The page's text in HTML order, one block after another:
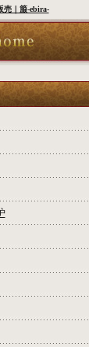
売｜箙-ebira-